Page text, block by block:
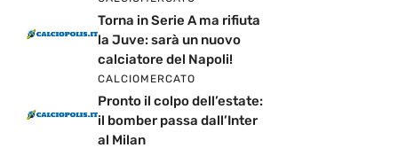
calciatore del Napoli!
CALCIOMERCATO
Pronto il colpo dell’estate:
al Milan